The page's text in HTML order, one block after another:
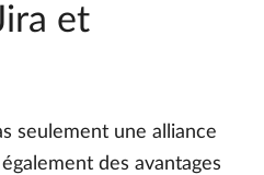
et
seulement une alliance
des avantages